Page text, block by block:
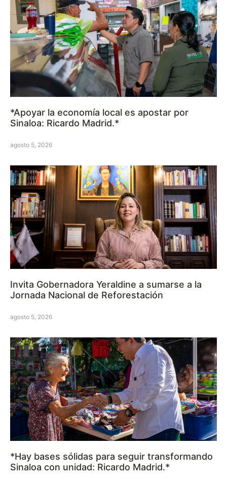
*Apoyar la economía local es apostar por
Sinaloa: Ricardo Madrid.*
agosto 5, 2026
Invita Gobernadora Yeraldine a sumarse a la
Jornada Nacional de Reforestación
agosto 5, 2026
*Hay bases sólidas para seguir transformando
Sinaloa con unidad: Ricardo Madrid.*